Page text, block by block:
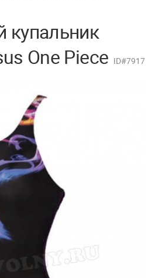
купальник
One Piece ID#7917